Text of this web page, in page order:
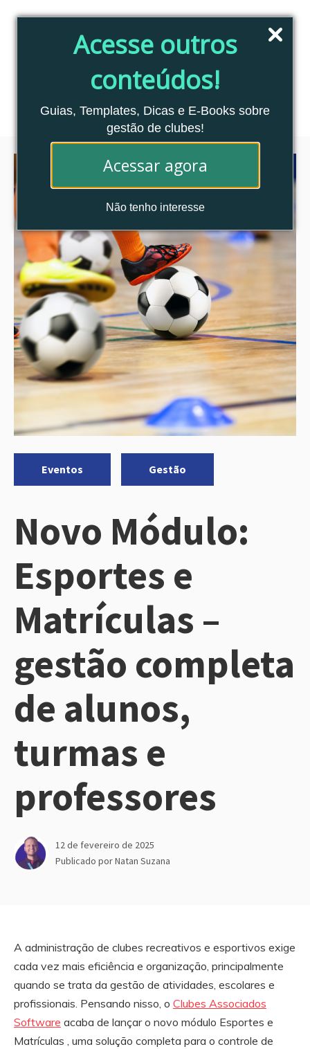
Acesse outros
conteúdos!
Guias, Templates, Dicas e E-Books sobre
gestão de clubes!
Acessar agora
Não tenho interesse
Blog Clubes Associados
Eventos Gestão
Novo Módulo:
Esportes e
Matrículas –
gestão completa
de alunos,
turmas e
professores
12 de fevereiro de 2025
Publicado porNatan Suzana
A administração de clubes recreativos e esportivos exige
cada vez mais eficiência e organização, principalmente
quando se trata da gestão de atividades, escolares e
profissionais. Pensando nisso, o Clubes Associados
Software acaba de lançar o novo módulo Esportes e
Matrículas , uma solução completa para o controle de